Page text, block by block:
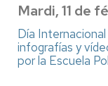
Mardi, 11 de
Día Internacional
infografías y
por la Escuela